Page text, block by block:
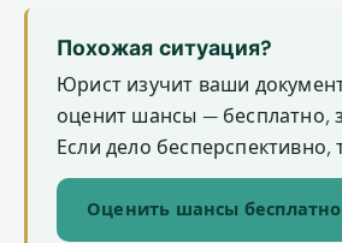
Похожая ситуация?
Юрист изучит ваши
оценит шансы — бесплатно,
Если дело бесперспективно,
Оценить шансы бесплатно